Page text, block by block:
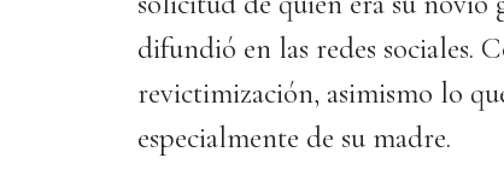
difundió en las redes sociales.
revictimización, asimismo lo
especialmente de su madre.